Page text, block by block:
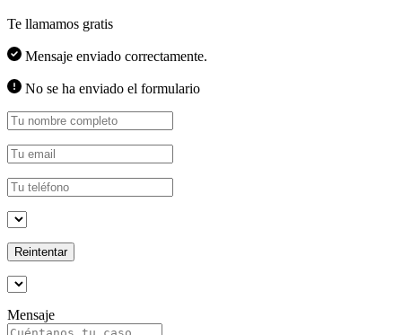
Te llamamos gratis
Mensaje enviado correctamente.
No se ha enviado el formulario
Reintentar
Mensaje